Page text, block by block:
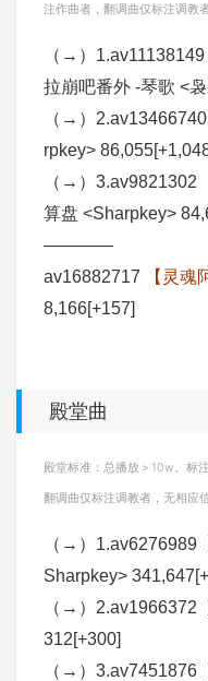
注作曲者，翻调曲仅标注调教
（→）
拉崩吧番外 -琴歌 <
（→）
rpkey>
（→）3.av9821302
算盘 <Sharpkey>
————
av16882717
【灵
8,166[+157]
殿堂曲
殿堂标准：总播放＞10w。标
翻调曲仅标注调教者，无相应
（→）1.av6276989
Sharpkey>
（→）2.av1966372
312[+300]
（→）3.av7451876